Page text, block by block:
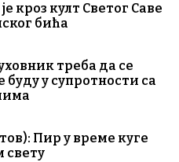
кроз култ Светог Саве
бића
треба да се
у супротности са
Пир у време куге
свету